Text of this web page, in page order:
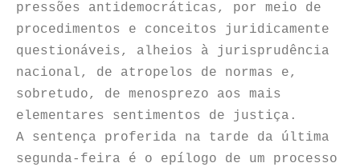
pressões antidemocráticas, por meio de
procedimentos e conceitos juridicamente
questionáveis, alheios à jurisprudência
nacional, de atropelos de normas e,
sobretudo, de menosprezo aos mais
elementares sentimentos de justiça.
A sentença proferida na tarde da última
segunda-feira é o epílogo de um processo